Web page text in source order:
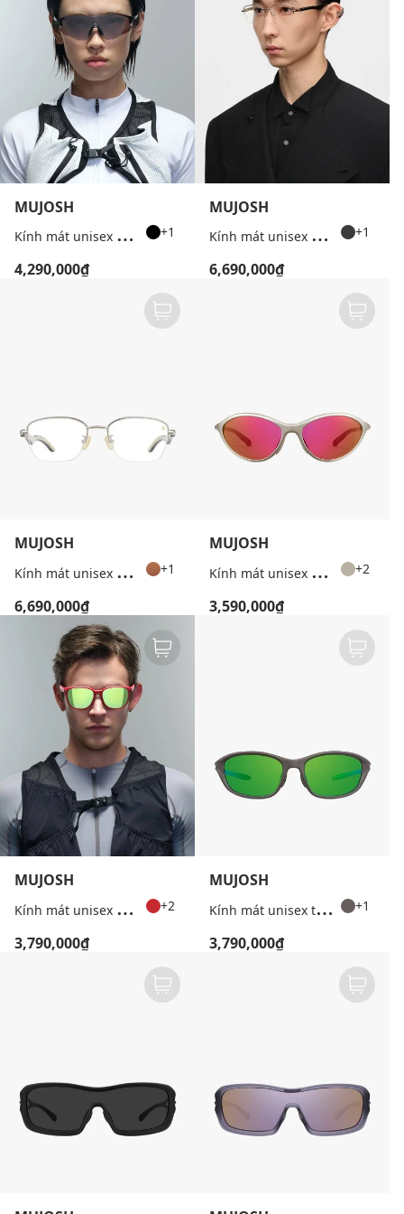
MUJOSH
K
ính mát unisex gọng đa giác thể thao +1
4,290,000₫
MUJOSH
K
ính mát unisex gọng chữ nhật bản mảnh +1
6,690,000₫
MUJOSH
K
ính mát unisex gọng chữ nhật bản mảnh +1
6,690,000₫
MUJOSH
K
ính mát unisex gọng mắt mèo thời trang +2
3,590,000₫
MUJOSH
K
ính mát unisex gọng vuông Wake Up +2
3,790,000₫
MUJOSH
K
ính mát unisex thể thao gọng vuông +1
3,790,000₫